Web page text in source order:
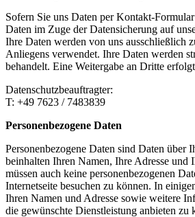
Sofern Sie uns Daten per Kontakt-
Daten im Zuge der Datensicherung auf
Ihre Daten werden von uns ausschließlich
Anliegens verwendet. Ihre Daten werden
behandelt. Eine Weitergabe an Dritte
Datenschutzbeauftragter:
T: +49 7623 / 7483839
Personenbezogene Daten
Personenbezogene Daten sind Daten über
beinhalten Ihren Namen, Ihre Adresse und
müssen auch keine personenbezogenen
Internetseite besuchen zu können. In
Ihren Namen und Adresse sowie weitere
die gewünschte Dienstleistung anbieten zu